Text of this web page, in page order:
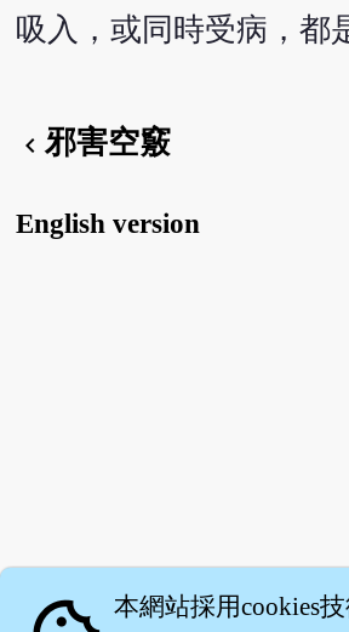
吸入，或同時受病，都
chevron_left邪害空竅
English version
本網站採用cookies